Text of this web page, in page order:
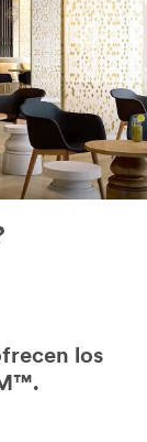
los